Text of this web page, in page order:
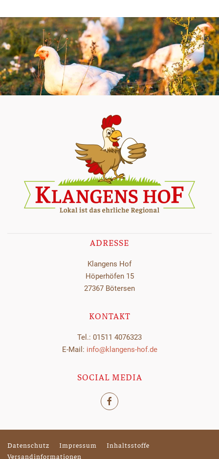
ADRESSE
Klangens Hof
Höperhöfen 15
27367 Bötersen
KONTAKT
Tel.: 01511 4076323
E-Mail: info@klangens-hof.de
SOCIAL MEDIA
Datenschutz Impressum
Inhaltsstoffe
Versandinformationen